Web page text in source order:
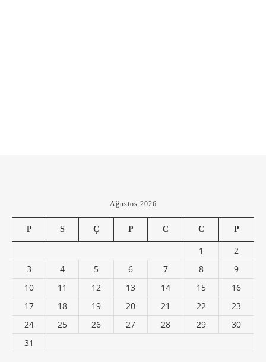
Ağustos 2026
P S Ç P C C P
1
2
3
4 5 6 7 8
9
10
11 12 13 14 15
16
17
18 19 20 21 22
23
24
25 26 27 28 29
30
31